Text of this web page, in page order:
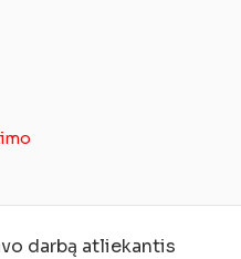
darbą atliekantis